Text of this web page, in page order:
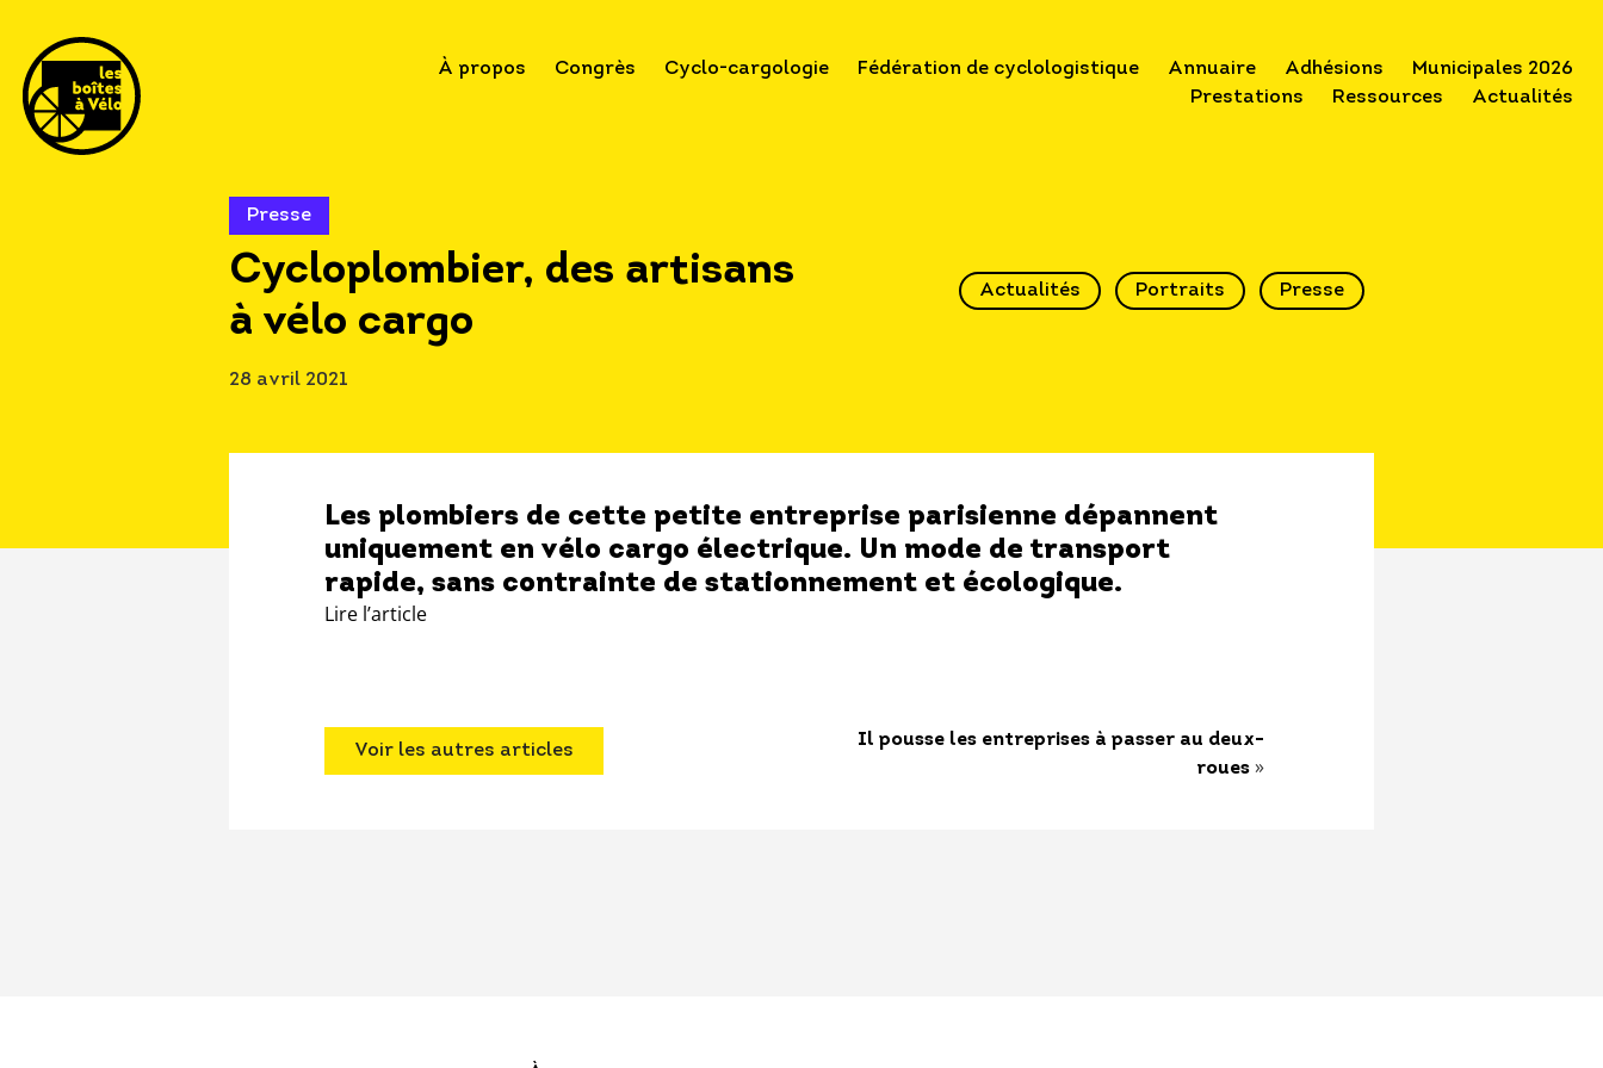
À propos Congrès Cyclo-cargologie Fédération de cyclologistique Annuaire Adhésions
Municipales 2026
Prestations
Ressources Actualités
Presse
Cycloplombier, des artisans
à vélo cargo
28 avril 2021
Actualités Portraits Presse
Les plombiers de cette petite entreprise parisienne dépannent
uniquement en vélo cargo électrique. Un mode de transport
rapide, sans contrainte de stationnement et écologique.
Lire l’article
Voir les autres articles
Il pousse les entreprises à passer au deux-
roues »